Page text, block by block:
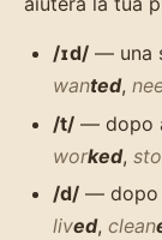
/ɪd/ — una
wanted,
/t/ — dopo
worked,
/d/ — dopo
lived, clean